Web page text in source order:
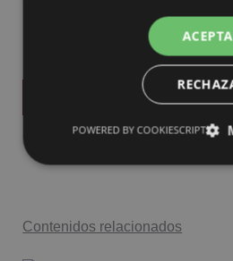
He leído y acepto lapolítica de
Contenidos relacionados
POWERED BY COOKIESCRIPT